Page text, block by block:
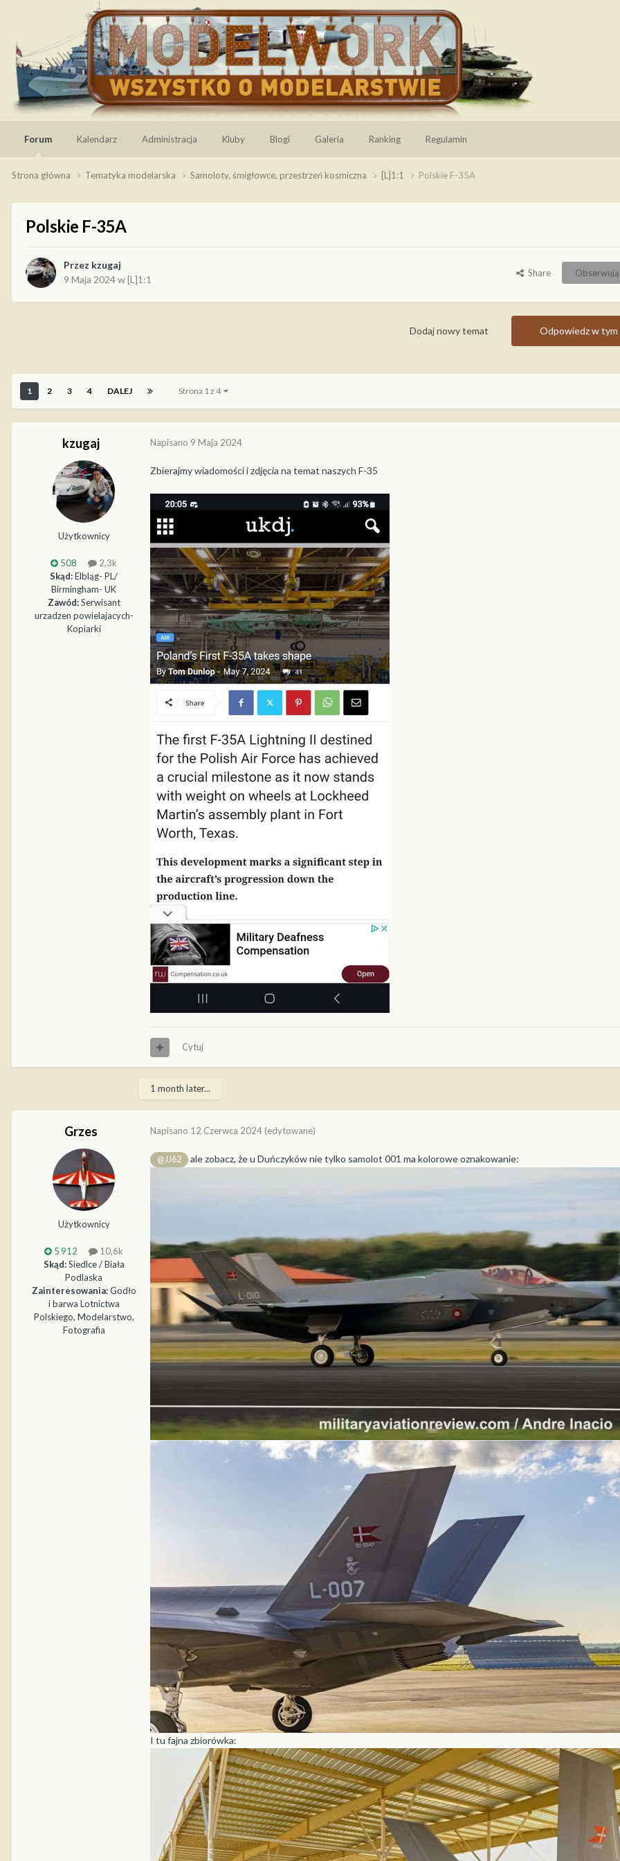
Forum Kalendarz Administracja Kluby Blogi Galeria Ranking Regulamin
Strona główna Tematyka modelarska Samoloty, śmigłowce, przestrzeń kosmiczna [L]1:1 Polskie F-35A
Polskie F-35A
Przez kzugaj
9 Maja 2024w[L]1:1
Share
Odpowiedz w tym
Dodaj nowy temat
1 2 3 4 DALEJ Strona 1 z 4
kzugaj
Użytkownicy
508
2,3k
Skąd:Elbląg- PL/
Birmingham- UK
Zawód:Serwisant
urzadzen powielajacych-
Kopiarki
Napisano 9 Maja 2024
Zbierajmy wiadomości i zdjęcia na temat naszych F-35
Cytuj
1 month later...
Grzes
Użytkownicy
5 912
10,6k
Skąd:Siedlce / Biała
Podlaska
Zainteresowania:Godło
i barwa Lotnictwa
Polskiego, Modelarstwo,
Fotografia
Napisano 12 Czerwca 2024 (edytowane)
@JJ62 ale zobacz, że u Duńczyków nie tylko samolot 001 ma kolorowe oznakowanie:
I tu fajna zbiorówka: